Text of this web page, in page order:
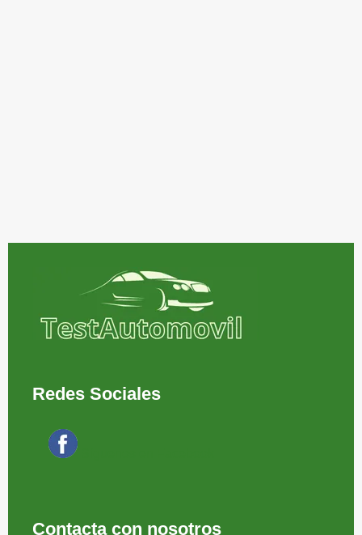
Redes Sociales
Contacta con nosotros